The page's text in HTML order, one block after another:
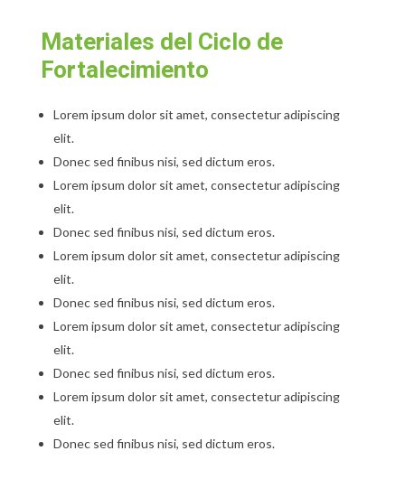
Materiales del Ciclo de
Fortalecimiento
Lorem ipsum dolor sit amet, consectetur adipiscing
elit.
Donec sed finibus nisi, sed dictum eros.
Lorem ipsum dolor sit amet, consectetur adipiscing
elit.
Donec sed finibus nisi, sed dictum eros.
Lorem ipsum dolor sit amet, consectetur adipiscing
elit.
Donec sed finibus nisi, sed dictum eros.
Lorem ipsum dolor sit amet, consectetur adipiscing
elit.
Donec sed finibus nisi, sed dictum eros.
Lorem ipsum dolor sit amet, consectetur adipiscing
elit.
Donec sed finibus nisi, sed dictum eros.